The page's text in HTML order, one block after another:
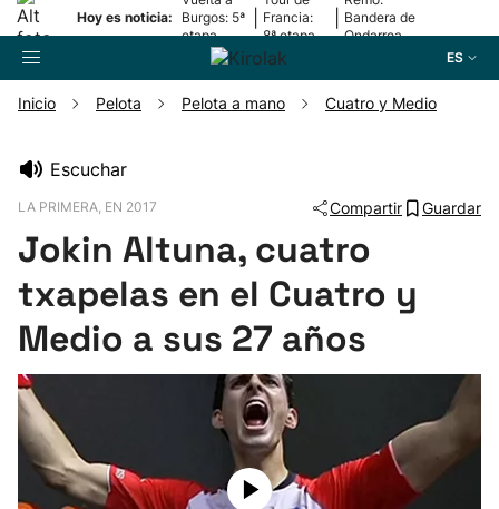
Hoy es noticia:
Burgos: 5ª
etapa
Francia:
8ª etapa
Bandera de
Ondarroa
ES
Pelota
Remo
Baloncesto
Ciclismo
Inicio Pelota Pelota a mano Cuatro y Medio
Escuchar
LA PRIMERA, EN 2017 Compartir Guardar
Jokin Altuna, cuatro
txapelas en el Cuatro y
Medio a sus 27 años